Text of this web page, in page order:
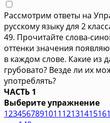
Рассмотрим ответы на
русскому языку для 2
49. Прочитайте слова-
оттенки значения
в каждом слове. Какие из
грубовато? Везде ли их
употреблять?
ЧАСТЬ 1
Выберите упражнение
12345678910111213141516